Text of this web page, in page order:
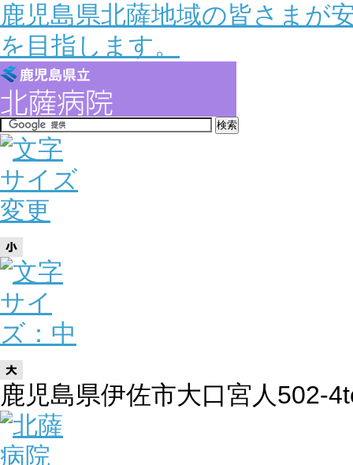
鹿児島県北薩地域の皆さまが
を目指します。
鹿児島県伊佐市大口宮人502-4